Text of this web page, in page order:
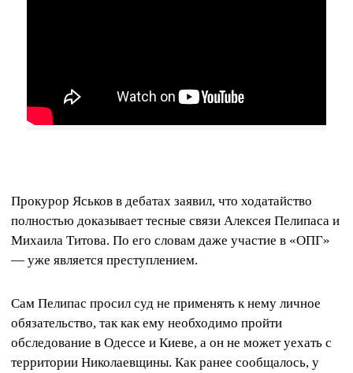
Прокурор Яськов в дебатах заявил, что ходатайство
полностью доказывает тесные связи Алексея Пелипаса и
Михаила Титова. По его словам даже участие в «ОПГ»
— уже является преступлением.
Сам Пелипас просил суд не применять к нему личное
обязательство, так как ему необходимо пройти
обследование в Одессе и Киеве, а он не может уехать с
территории Николаевщины. Как ранее сообщалось, у